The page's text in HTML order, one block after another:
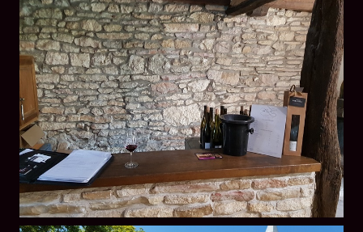
LES ATELIERS
OENOLOGIQUES DE
BACCHUS
BACCHUS CLUB
LA RESERVE DE BACCHUS
& Friends
Réservations